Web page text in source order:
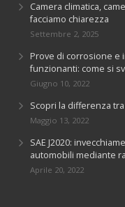
Camera climatica,
facciamo chiarezza
Settembre 2, 2025
Prove di corrosione e
funzionanti: come si
Giugno 10, 2022
Scopri la differenza
Maggio 13, 2022
SAE J2020:
automobili mediante
Aprile 20, 2022